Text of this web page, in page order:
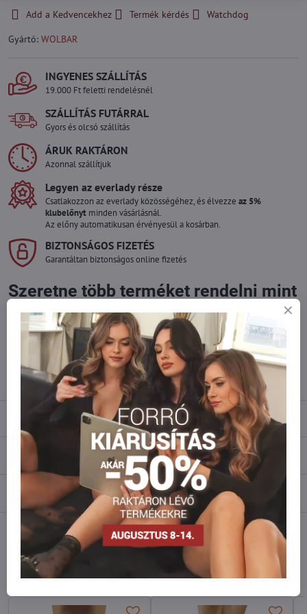
Add a Kedvencekhez Termék kérdés
Watchdog
Gyártó: WOLBAR
INGYENES SZÁLLÍTÁS
19.000 Ft feletti rendelésnél
SZÁLLÍTÁS FUTÁRRAL
Gyors és olcsó szállítás
ÁRUK RAKTÁRON
Azonnal szállítjuk
Legyen az everlady része
Csatlakozzon az everlady közösségéhez, és élvezze az 5%
klubelőnyt minden vásárlásnál.
Az előny automatikusan érvényesül a kosárban.
BIZTONSÁGOS FIZETÉS
Garantáltan biztonságos online fizetés
Szeretne több terméket rendelni mint
amennyi raktáron van?
Ne habozzon kapcsolatba lépni velünk, raktárra szállítjuk az árut!
info​@everlady​.eu
Vélemények
Fórum
FacebookTwitter BlueskyPinterestReddit WhatsApp
Hasonló modellek